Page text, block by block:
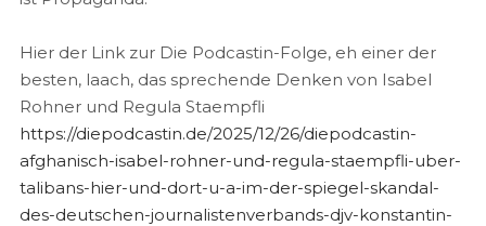
Hier der Link zur Die Podcastin-Folge, eh einer der
besten, laach, das sprechende Denken von Isabel
Rohner und Regula Staempfli
https://diepodcastin.de/2025/12/26/diepodcastin-
afghanisch-isabel-rohner-und-regula-staempfli-uber-
talibans-hier-und-dort-u-a-im-der-spiegel-skandal-
des-deutschen-journalistenverbands-djv-konstantin-